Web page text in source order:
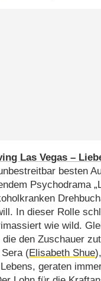
Las Vegas –
besten
Psychodrama
In dieser Rolle
wie wild.
die den Zuschauer
(Elisabeth Shue
geraten